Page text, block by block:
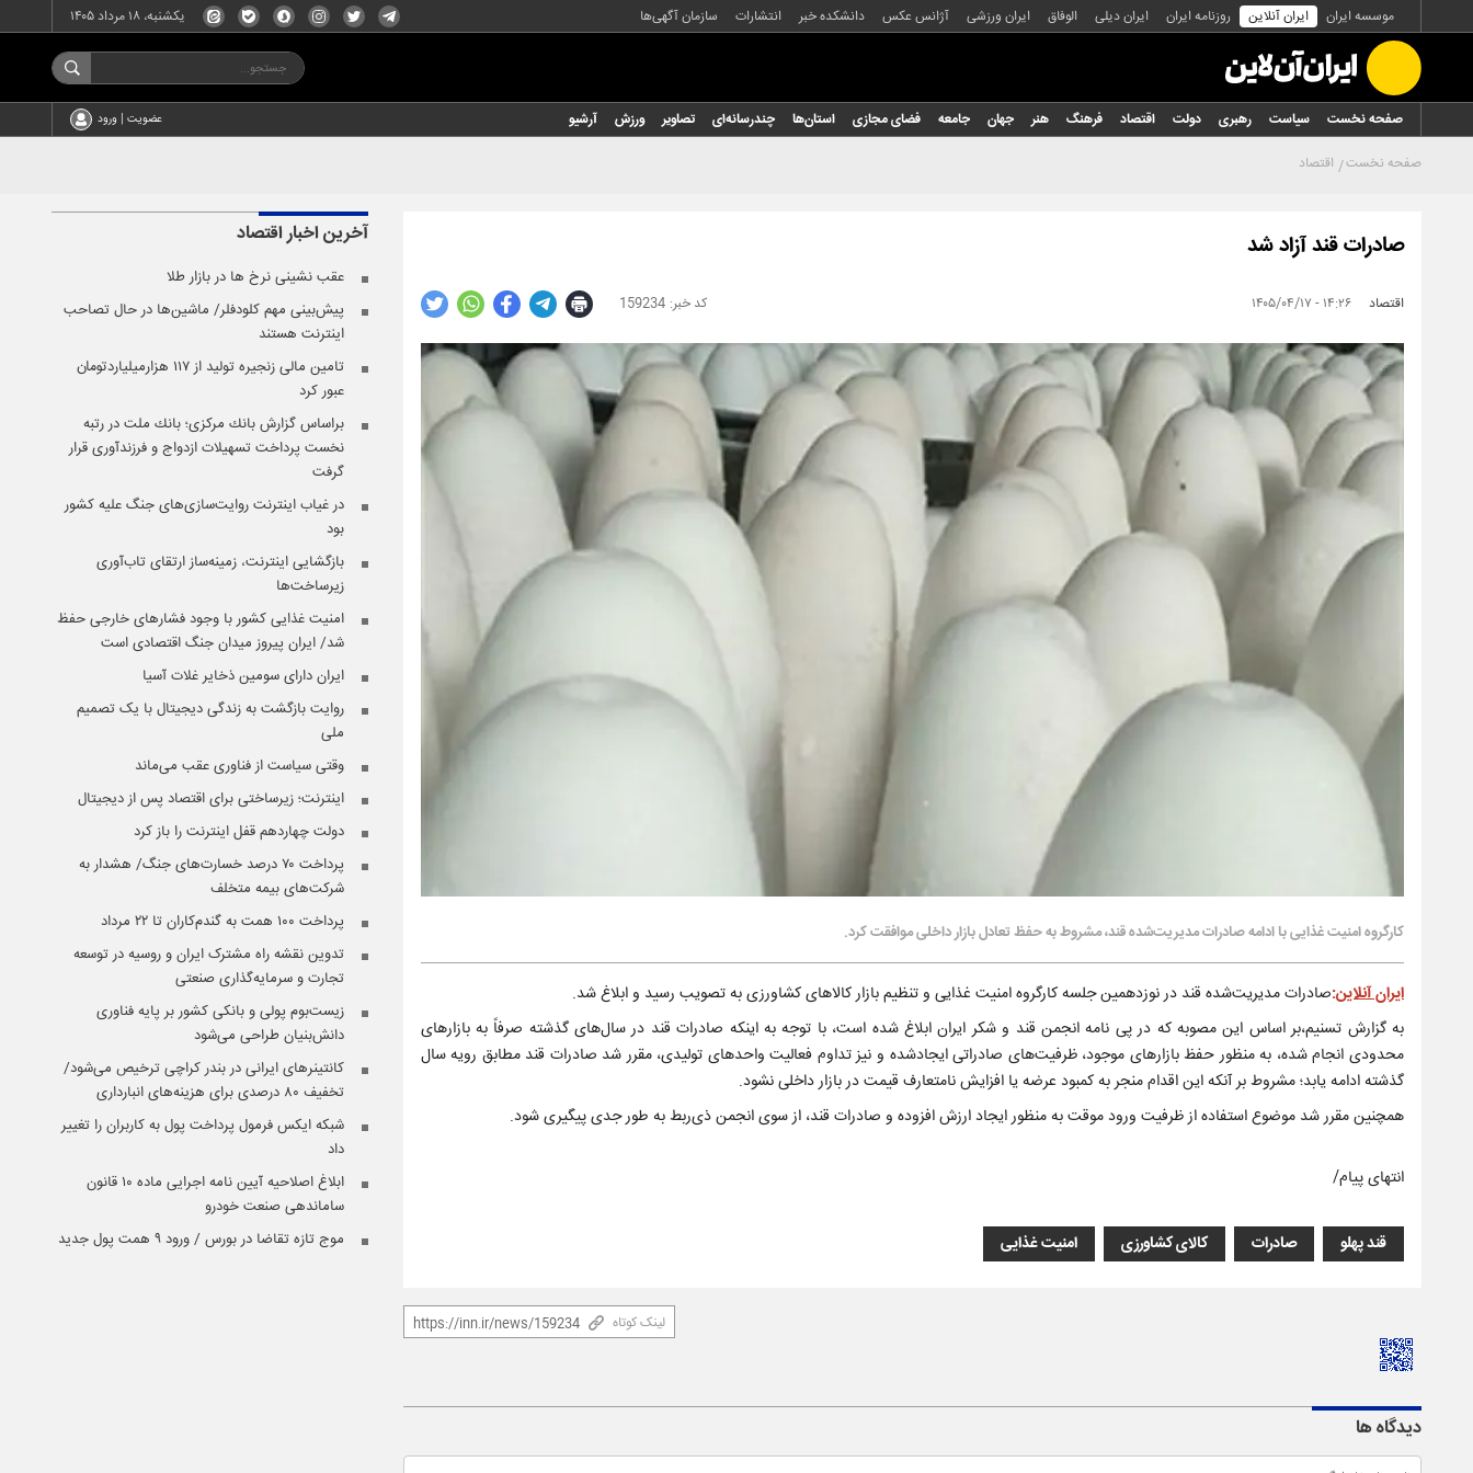
موسسه ایران ایران آنلاین روزنامه ایران ایران دیلی الوفاق ایران ورزشی آژانس عکس دانشکده خبر انتشارات سازمان آگهی‌ها یکشنبه، ۱۸ مرداد ۱۴۰۵
صفحه نخست سیاست رهبری دولت اقتصاد فرهنگ هنر جهان جامعه فضای مجازی استان‌ها چندرسانه‌ای تصاویر ورزش آرشیو عضویت | ورود
صفحه نخست اقتصاد
صادرات قند آزاد شد
اقتصاد ۱۴:۲۶ - ۱۴۰۵/۰۴/۱۷ 159234
کارگروه امنیت غذایی با ادامه صادرات مدیریت‌شده قند، مشروط به حفظ تعادل بازار داخلی موافقت کرد.
ایران آنلاین:صادرات مدیریت‌شده قند در نوزدهمین جلسه کارگروه امنیت غذایی و تنظیم بازار کالاهای کشاورزی به تصویب رسید و ابلاغ شد.
به گزارش تسنیم،بر اساس این مصوبه که در پی نامه انجمن قند و شکر ایران ابلاغ شده است، با توجه به اینکه صادرات قند در سال‌های گذشته صرفاً به بازارهای
محدودی انجام شده، به منظور حفظ بازارهای موجود، ظرفیت‌های صادراتی ایجادشده و نیز تداوم فعالیت واحدهای تولیدی، مقرر شد صادرات قند مطابق رویه سال
گذشته ادامه یابد؛ مشروط بر آنکه این اقدام منجر به کمبود عرضه یا افزایش نامتعارف قیمت در بازار داخلی نشود.
همچنین مقرر شد موضوع استفاده از ظرفیت ورود موقت به منظور ایجاد ارزش افزوده و صادرات قند، از سوی انجمن ذی‌ربط به طور جدی پیگیری شود.
انتهای پیام/
قند پهلو صادرات کالای کشاورزی امنیت غذایی
لینک کوتاه
دیدگاه ها
آخرین اخباراقتصاد
عقب نشینی نرخ ها در بازار طلا
پیش‌بینی مهم کلودفلر/ ماشین‌ها در حال تصاحب
اینترنت هستند
تامین مالی زنجیره تولید از ۱۱۷ هزارمیلیاردتومان
عبور کرد
براساس گزارش بانك مركزی؛ بانك ملت در رتبه
نخست پرداخت تسهیلات ازدواج و فرزندآوری قرار
گرفت
در غیاب اینترنت روایت‌سازی‌های جنگ علیه کشور
بود
بازگشایی اینترنت، زمینه‌ساز ارتقای تاب‌آوری
زیرساخت‌ها
امنیت غذایی کشور با وجود فشارهای خارجی حفظ
شد/ ایران پیروز میدان جنگ اقتصادی است
ایران دارای سومین ذخایر غلات آسیا
روایت بازگشت به زندگی دیجیتال با یک تصمیم
ملی
وقتی سیاست از فناوری عقب می‌ماند
اینترنت؛ زیرساختی برای اقتصاد پس از دیجیتال
دولت چهاردهم قفل اینترنت را باز کرد
پرداخت ۷۰ درصد خسارت‌های جنگ/ هشدار به
شرکت‌های بیمه متخلف
پرداخت ۱۰۰ همت به گندم‌کاران تا ۲۲ مرداد
تدوین نقشه راه مشترک ایران و روسیه در توسعه
تجارت و سرمایه‌گذاری صنعتی
زیست‌بوم پولی و بانکی کشور بر پایه فناوری
دانش‌بنیان طراحی می‌شود
کانتینرهای ایرانی در بندر کراچی ترخیص می‌شود/
تخفیف ۸۰ درصدی برای هزینه‌های انبارداری
شبکه ایکس فرمول پرداخت پول به کاربران را تغییر
داد
ابلاغ اصلاحیه آیین نامه اجرایی ماده ۱۰ قانون
ساماندهی صنعت خودرو
موج تازه تقاضا در بورس / ورود ۹ همت پول جدید